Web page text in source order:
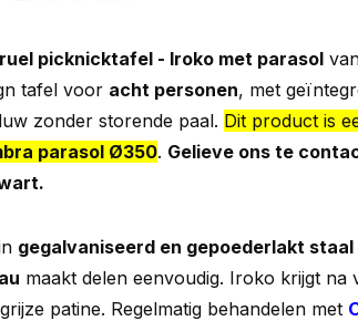
picknicktafel - Iroko met parasol
tafel voor acht personen, met
zonder storende paal. Dit product is
parasol Ø350. Gelieve ons te
gegalvaniseerd en gepoederlakt staal
maakt delen eenvoudig. Iroko krijgt na
patine. Regelmatig behandelen met